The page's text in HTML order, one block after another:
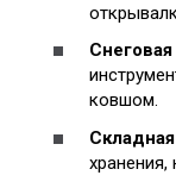
Снеговая
ковшом.